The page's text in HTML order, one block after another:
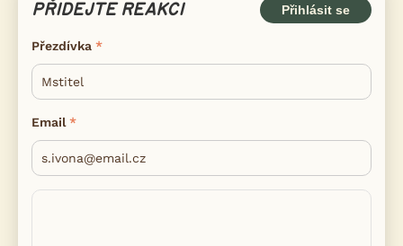
PŘIDEJTE REAKCI Přihlásit se
Přezdívka
Email